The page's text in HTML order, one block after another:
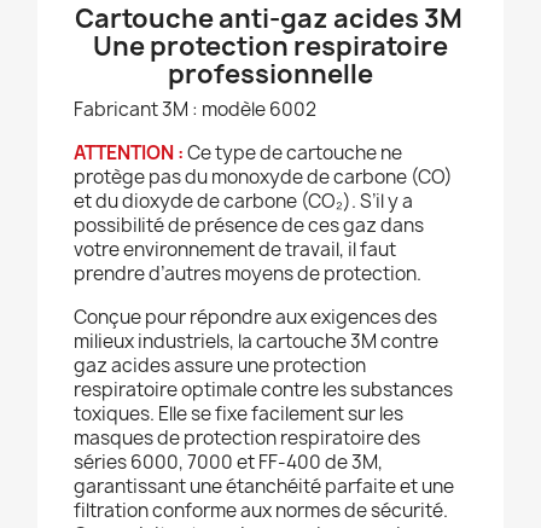
Cartouche anti-gaz acides 3M
Une protection respiratoire
professionnelle
Fabricant 3M : modèle 6002
ATTENTION :Ce type de cartouche ne
protège pas du monoxyde de carbone (CO)
et du dioxyde de carbone (CO₂). S’il y a
possibilité de présence de ces gaz dans
votre environnement de travail, il faut
prendre d’autres moyens de protection.
Conçue pour répondre aux exigences des
milieux industriels, la cartouche 3M contre
gaz acides assure une protection
respiratoire optimale contre les substances
toxiques. Elle se fixe facilement sur les
masques de protection respiratoire des
séries 6000, 7000 et FF-400 de 3M,
garantissant une étanchéité parfaite et une
filtration conforme aux normes de sécurité.